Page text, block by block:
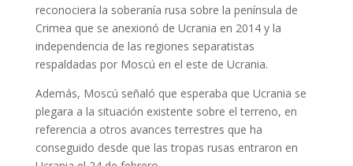
reconociera la soberanía rusa sobre la península de
Crimea que se anexionó de Ucrania en 2014 y la
independencia de las regiones separatistas
respaldadas por Moscú en el este de Ucrania.
Además, Moscú señaló que esperaba que Ucrania se
plegara a la situación existente sobre el terreno, en
referencia a otros avances terrestres que ha
conseguido desde que las tropas rusas entraron en